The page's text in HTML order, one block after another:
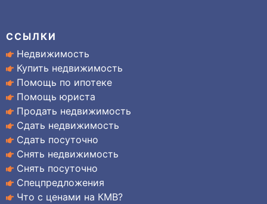
ССЫЛКИ
Недвижимость
Купить недвижимость
Помощь по ипотеке
Помощь юриста
Продать недвижимость
Сдать недвижимость
Сдать посуточно
Снять недвижимость
Снять посуточно
Спецпредложения
Что с ценами на КМВ?